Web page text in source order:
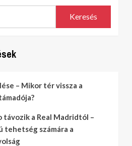
Keresés
– Mikor tér vissza a
a Real Madridtól –
tehetség számára a